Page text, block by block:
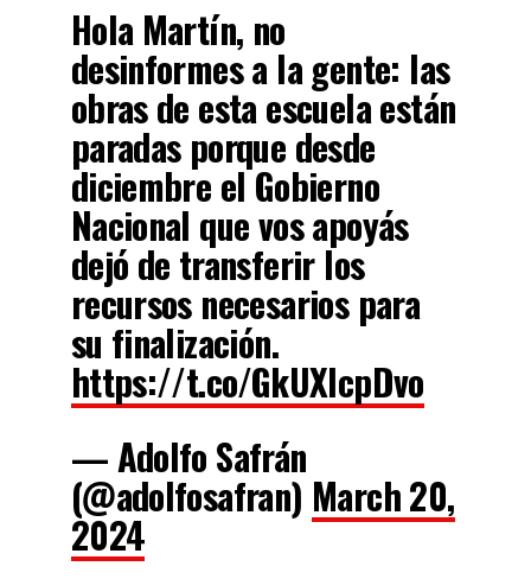
Hola Martín, no
desinformes a la gente: las
obras de esta escuela están
paradas porque desde
diciembre el Gobierno
Nacional que vos apoyás
dejó de transferir los
recursos necesarios para
su finalización.
https://t.co/GkUXIcpDvo
— Adolfo Safrán
(@adolfosafran) March 20,
2024